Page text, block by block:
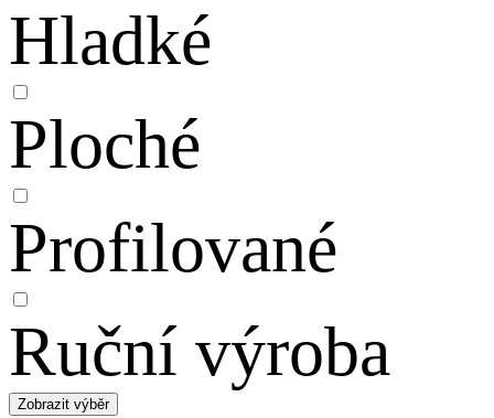
Hladké
Ploché
Profilované
Ruční výroba
Zobrazit výběr